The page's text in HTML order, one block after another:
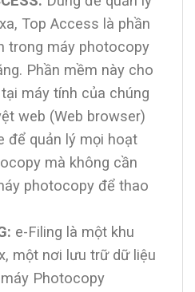
Top Access là phần
trong máy photocopy
Phần mềm này cho
máy tính của chúng
web (Web browser)
để quản lý mọi hoạt
mà không cần
photocopy để thao
e-Filing là một khu
một nơi lưu trữ dữ liệu
Photocopy